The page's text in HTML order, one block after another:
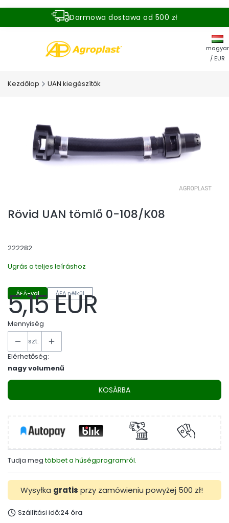
Darmowa dostawa od 500 zł
magyar
/ EUR
Kezdőlap UAN kiegészítők
Rövid UAN tömlő 0-108/K08
222282
Ugrás a teljes leíráshoz
ÁFÁ-val ÁFA nélkül
Ár
5,15 EUR
Mennyiség
szt.
Elérhetőség:
nagy volumenű
KOSÁRBA
Tudja megtöbbet a hűségprogramról.
Wysyłka gratis przy zamówieniu powyżej 500 zł!
Szállítási idő:24 óra